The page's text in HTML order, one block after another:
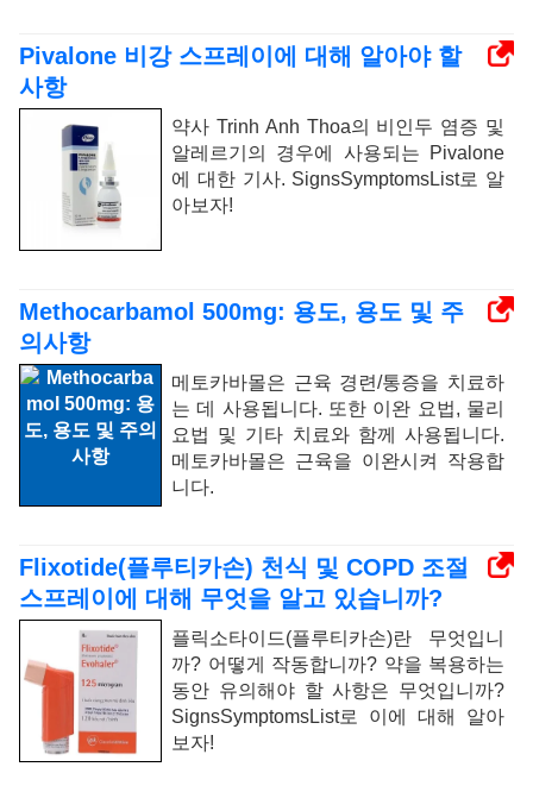
Pivalone 비강 스프레이에 대해 알아야 할
사항
약사 Trinh Anh Thoa의 비인두 염증 및
알레르기의 경우에 사용되는 Pivalone
에 대한 기사. SignsSymptomsList로 알
아보자!
Methocarbamol 500mg: 용도, 용도 및 주
의사항
메토카바몰은 근육 경련/통증을 치료하
는 데 사용됩니다. 또한 이완 요법, 물리
요법 및 기타 치료와 함께 사용됩니다.
메토카바몰은 근육을 이완시켜 작용합
니다.
Flixotide(플루티카손) 천식 및 COPD 조절
스프레이에 대해 무엇을 알고 있습니까?
플릭소타이드(플루티카손)란 무엇입니
까? 어떻게 작동합니까? 약을 복용하는
동안 유의해야 할 사항은 무엇입니까?
SignsSymptomsList로 이에 대해 알아
보자!